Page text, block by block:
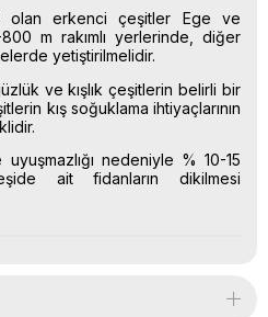
olan erkenci çeşitler Ege ve
m rakımlı yerlerinde, diğer
yetiştirilmelidir.
ve kışlık çeşitlerin belirli bir
kış soğuklama ihtiyaçlarının
nedeniyle % 10-15
ait fidanların dikilmesi